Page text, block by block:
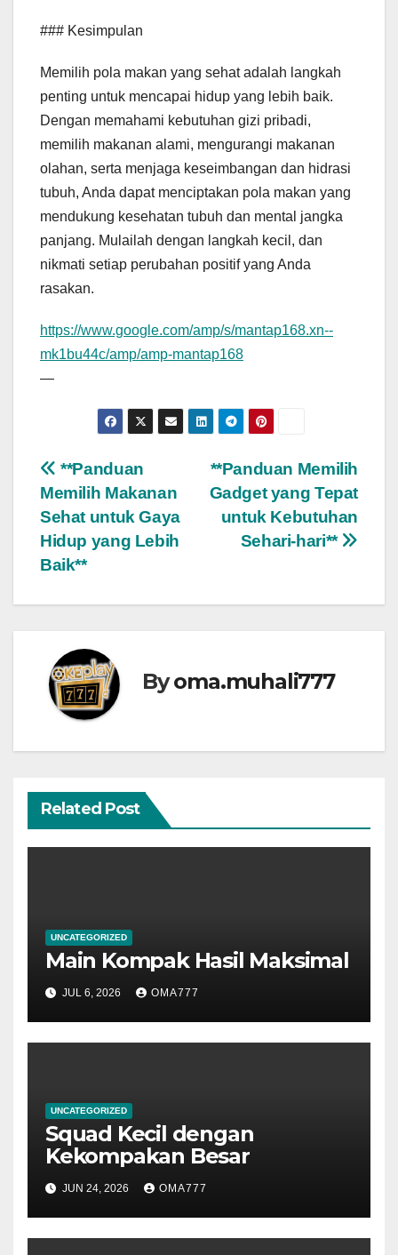
### Kesimpulan
Memilih pola makan yang sehat adalah langkah
penting untuk mencapai hidup yang lebih baik.
Dengan memahami kebutuhan gizi pribadi,
memilih makanan alami, mengurangi makanan
olahan, serta menjaga keseimbangan dan hidrasi
tubuh, Anda dapat menciptakan pola makan yang
mendukung kesehatan tubuh dan mental jangka
panjang. Mulailah dengan langkah kecil, dan
nikmati setiap perubahan positif yang Anda
rasakan.
https://www.google.com/amp/s/mantap168.xn--
mk1bu44c/amp/amp-mantap168
—
Post
navigation
**Panduan Memilih
Gadget yang Tepat
untuk Kebutuhan
Sehari-hari**
**Panduan
Memilih Makanan
Sehat untuk Gaya
Hidup yang Lebih
Baik**
Byoma.muhali777
Related Post
UNCATEGORIZED
Main Kompak Hasil Maksimal
JUL 6, 2026 OMA777
UNCATEGORIZED
Squad Kecil dengan
Kekompakan Besar
JUN 24, 2026 OMA777